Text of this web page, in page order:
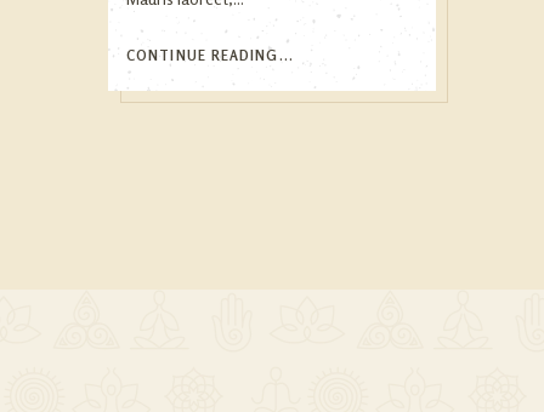
CONTINUE READING...